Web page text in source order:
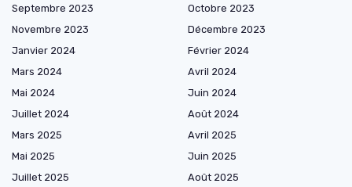
Septembre 2023
Octobre 2023
Novembre 2023
Décembre 2023
Janvier 2024
Février 2024
Mars 2024
Avril 2024
Mai 2024
Juin 2024
Juillet 2024
Août 2024
Mars 2025
Avril 2025
Mai 2025
Juin 2025
Juillet 2025
Août 2025